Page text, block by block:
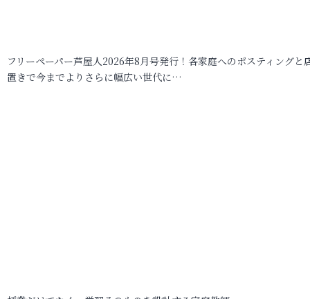
フリーペーパー芦屋人2026年8月号発行！各家庭へのポスティングと
置きで今までよりさらに幅広い世代に…